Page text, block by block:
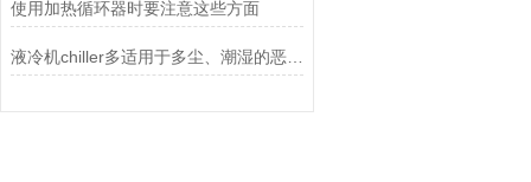
使用加热循环器时要注意这些方面
液冷机chiller多适用于多尘、潮湿的恶劣环境中